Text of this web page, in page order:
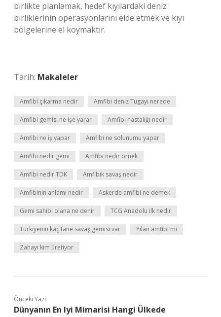
birlikte planlamak, hedef kıyılardaki deniz
birliklerinin operasyonlarını elde etmek ve kıyı
bölgelerine el koymaktır.
Tarih: Makaleler
Amfibi çıkarma nedir Amfibi deniz Tugayı nerede
Amfibi gemisi ne işe yarar Amfibi hastalığı nedir
Amfibi ne iş yapar Amfibi ne solunumu yapar
Amfibi nedir gemi Amfibi nedir örnek
Amfibi nedir TDK Amfibik savaş nedir
Amfibinin anlamı nedir Askerde amfibi ne demek
Gemi sahibi olana ne denir TCG Anadolu ilk nedir
Türkiyenin kaç tane savaş gemisi var Yılan amfibi mi
Zahayı kim üretiyor
Önceki Yazı
Dünyanın En Iyi Mimarisi Hangi Ülkede